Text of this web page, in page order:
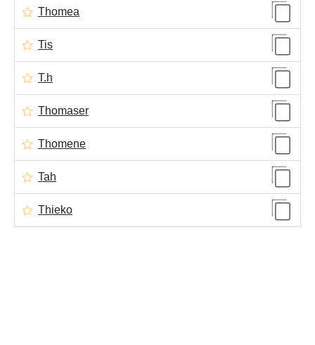
Thomea
Tis
T.h
Thomaser
Thomene
Tah
Thieko